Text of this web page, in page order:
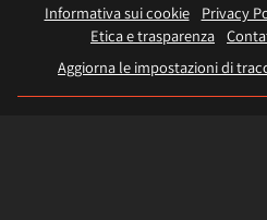
Informativa sui cookie Privacy
Etica e trasparenza
Aggiorna le impostazioni di